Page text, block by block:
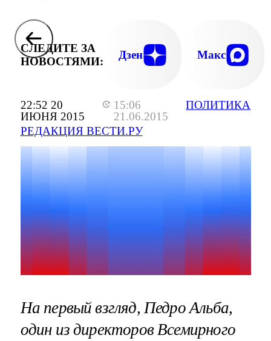
22:52 20
ИЮНЯ 2015
15:06
21.06.2015
РЕДАКЦИЯ ВЕСТИ.РУ
ПОЛИТИКА
СЛЕДИТЕ ЗА
НОВОСТЯМИ:
Дзен Макс
На первый взгляд, Педро Альба,
один из директоров Всемирного